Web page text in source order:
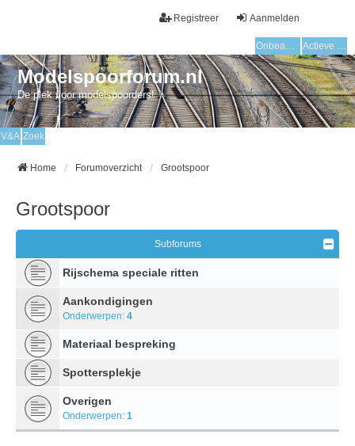
Aanmelden
Registreer
Onbeantwoorde onderwerpen Actieve onderwerpen
Modelspoorforum.nl
De plek voor modelspoorders!
V&A Zoek
Home Forumoverzicht Grootspoor
Grootspoor
Subforums
Rijschema speciale ritten
Aankondigingen
Onderwerpen: 4
Materiaal bespreking
Spottersplekje
Overigen
Onderwerpen: 1